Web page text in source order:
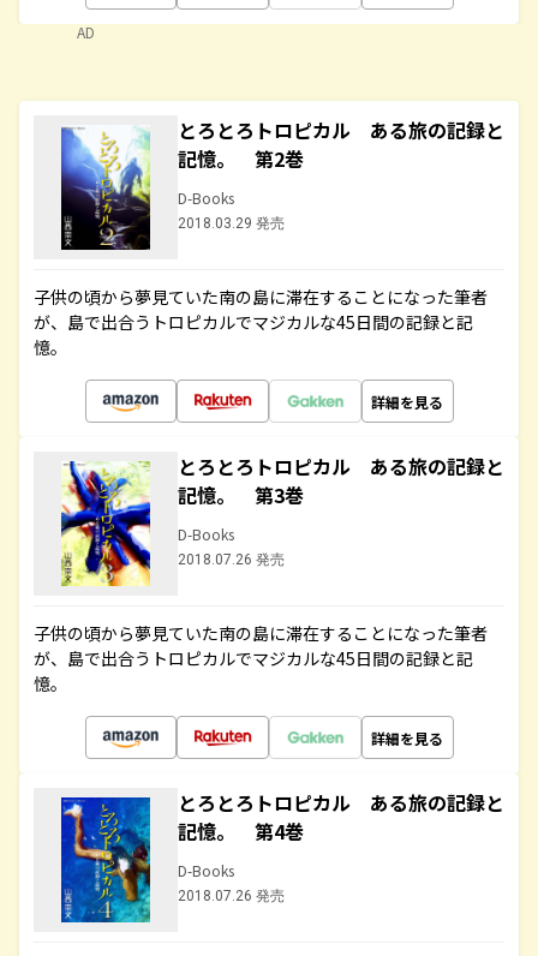
AD
とろとろトロピカル ある旅の記録と
記憶。 第2巻
D-Books
2018.03.29 発売
子供の頃から夢見ていた南の島に滞在することになった筆者
が、島で出合うトロピカルでマジカルな45日間の記録と記
憶。
詳細を見る
とろとろトロピカル ある旅の記録と
記憶。 第3巻
D-Books
2018.07.26 発売
子供の頃から夢見ていた南の島に滞在することになった筆者
が、島で出合うトロピカルでマジカルな45日間の記録と記
憶。
詳細を見る
とろとろトロピカル ある旅の記録と
記憶。 第4巻
D-Books
2018.07.26 発売